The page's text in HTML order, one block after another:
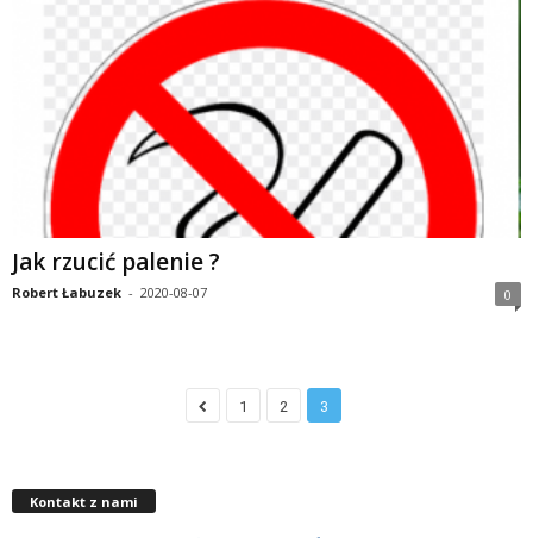
Jak rzucić palenie ?
Robert Łabuzek - 2020-08-07 0
1 2 3
Kontakt z nami